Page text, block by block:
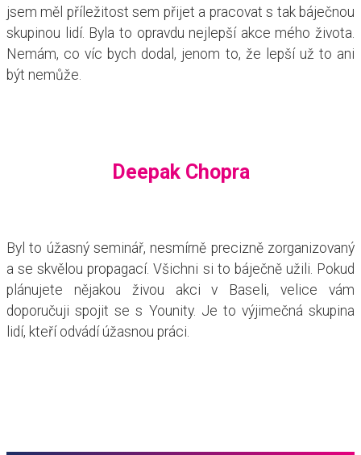
jsem měl příležitost sem přijet a pracovat s tak báječnou
skupinou lidí. Byla to opravdu nejlepší akce mého života.
Nemám, co víc bych dodal, jenom to, že lepší už to ani
být nemůže.
Deepak Chopra
Byl to úžasný seminář, nesmírně precizně zorganizovaný
a se skvělou propagací. Všichni si to báječně užili. Pokud
plánujete nějakou živou akci v Baseli, velice vám
doporučuji spojit se s Younity. Je to výjimečná skupina
lidí, kteří odvádí úžasnou práci.